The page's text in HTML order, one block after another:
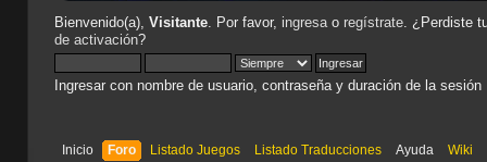
Bienvenido(a), Visitante. Por favor, ingresao regístrate. ¿Perdiste
de activación?
Ingresar con nombre de usuario, contraseña y duración de la sesión
Inicio Foro Listado Juegos Listado Traducciones Ayuda Wiki